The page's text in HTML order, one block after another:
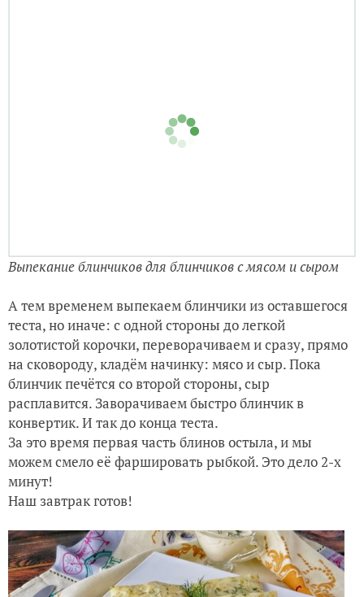
Выпекание блинчиков для блинчиков с мясом и сыром
А тем временем выпекаем блинчики из оставшегося
теста, но иначе: с одной стороны до легкой
золотистой корочки, переворачиваем и сразу, прямо
на сковороду, кладём начинку: мясо и сыр. Пока
блинчик печётся со второй стороны, сыр
расплавится. Заворачиваем быстро блинчик в
конвертик. И так до конца теста.
За это время первая часть блинов остыла, и мы
можем смело её фаршировать рыбкой. Это дело 2-х
минут!
Наш завтрак готов!